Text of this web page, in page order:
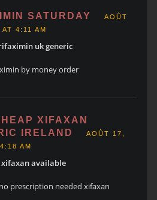
SATURDAY
AOÛT
4:11 AM
uk generic
by money order
XIFAXAN
IRELAND
AOÛT 17,
AM
xifaxan available
prescription needed xifaxan